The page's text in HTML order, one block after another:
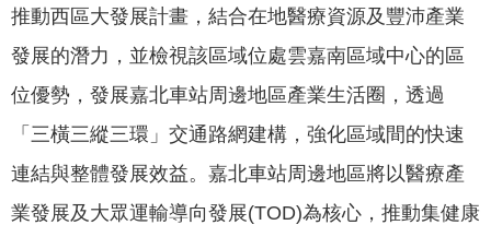
開
旱
節
專
區
推動西區大發展計畫，結合在地醫療資源及豐沛產業
發展的潛力，並檢視該區域位處雲嘉南區域中心的區
位優勢，發展嘉北車站周邊地區產業生活圈，透過
「三橫三縱三環」交通路網建構，強化區域間的快速
連結與整體發展效益。嘉北車站周邊地區將以醫療產
業發展及大眾運輸導向發展(TOD)為核心，推動集健康